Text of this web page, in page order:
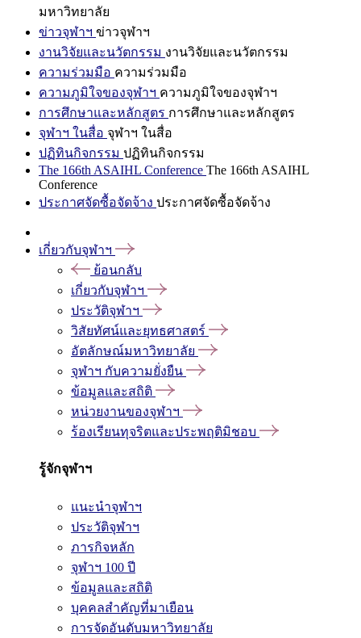
มหาวิทยาลัย
ข่าวจุฬาฯ ข่าวจุฬาฯ
งานวิจัยและนวัตกรรม งานวิจัยและนวัตกรรม
ความร่วมมือ ความร่วมมือ
ความภูมิใจของจุฬาฯ ความภูมิใจของจุฬาฯ
การศึกษาและหลักสูตร การศึกษาและหลักสูตร
จุฬาฯ ในสื่อ จุฬาฯ ในสื่อ
ปฏิทินกิจกรรม ปฏิทินกิจกรรม
The 166th ASAIHL Conference The 166th ASAIHL
Conference
ประกาศจัดซื้อจัดจ้าง ประกาศจัดซื้อจัดจ้าง
เกี่ยวกับจุฬาฯ
ย้อนกลับ
เกี่ยวกับจุฬาฯ
ประวัติจุฬาฯ
วิสัยทัศน์และยุทธศาสตร์
อัตลักษณ์มหาวิทยาลัย
จุฬาฯ กับความยั่งยืน
ข้อมูลและสถิติ
หน่วยงานของจุฬาฯ
ร้องเรียนทุจริตและประพฤติมิชอบ
รู้จักจุฬาฯ
แนะนำจุฬาฯ
ประวัติจุฬาฯ
ภารกิจหลัก
จุฬาฯ 100 ปี
ข้อมูลและสถิติ
บุคคลสำคัญที่มาเยือน
การจัดอันดับมหาวิทยาลัย